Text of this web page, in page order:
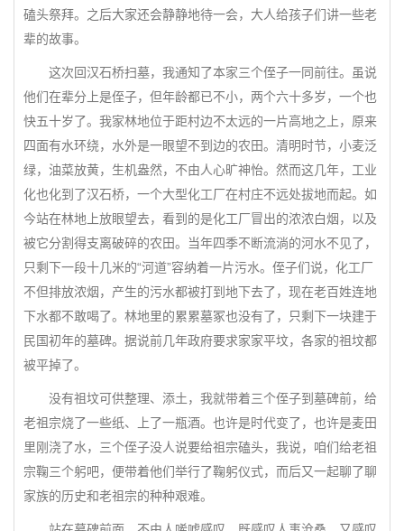
磕头祭拜。之后大家还会静静地待一会，大人给孩子们讲一些老
辈的故事。
这次回汉石桥扫墓，我通知了本家三个侄子一同前往。虽说
他们在辈分上是侄子，但年龄都已不小，两个六十多岁，一个也
快五十岁了。我家林地位于距村边不太远的一片高地之上，原来
四面有水环绕，水外是一眼望不到边的农田。清明时节，小麦泛
绿，油菜放黄，生机盎然，不由人心旷神怡。然而这几年，工业
化也化到了汉石桥，一个大型化工厂在村庄不远处拔地而起。如
今站在林地上放眼望去，看到的是化工厂冒出的浓浓白烟，以及
被它分割得支离破碎的农田。当年四季不断流淌的河水不见了，
只剩下一段十几米的“河道”容纳着一片污水。侄子们说，化工厂
不但排放浓烟，产生的污水都被打到地下去了，现在老百姓连地
下水都不敢喝了。林地里的累累墓冢也没有了，只剩下一块建于
民国初年的墓碑。据说前几年政府要求家家平坟，各家的祖坟都
被平掉了。
没有祖坟可供整理、添土，我就带着三个侄子到墓碑前，给
老祖宗烧了一些纸、上了一瓶酒。也许是时代变了，也许是麦田
里刚浇了水，三个侄子没人说要给祖宗磕头，我说，咱们给老祖
宗鞠三个躬吧，便带着他们举行了鞠躬仪式，而后又一起聊了聊
家族的历史和老祖宗的种种艰难。